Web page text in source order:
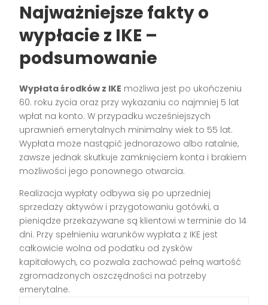
Najważniejsze fakty o
wypłacie z IKE –
podsumowanie
Wypłata środków z IKE możliwa jest po ukończeniu
60. roku życia oraz przy wykazaniu co najmniej 5 lat
wpłat na konto. W przypadku wcześniejszych
uprawnień emerytalnych minimalny wiek to 55 lat.
Wypłata może nastąpić jednorazowo albo ratalnie,
zawsze jednak skutkuje zamknięciem konta i brakiem
możliwości jego ponownego otwarcia.
Realizacja wypłaty odbywa się po uprzedniej
sprzedaży aktywów i przygotowaniu gotówki, a
pieniądze przekazywane są klientowi w terminie do 14
dni. Przy spełnieniu warunków wypłata z IKE jest
całkowicie wolna od podatku od zysków
kapitałowych, co pozwala zachować pełną wartość
zgromadzonych oszczędności na potrzeby
emerytalne.